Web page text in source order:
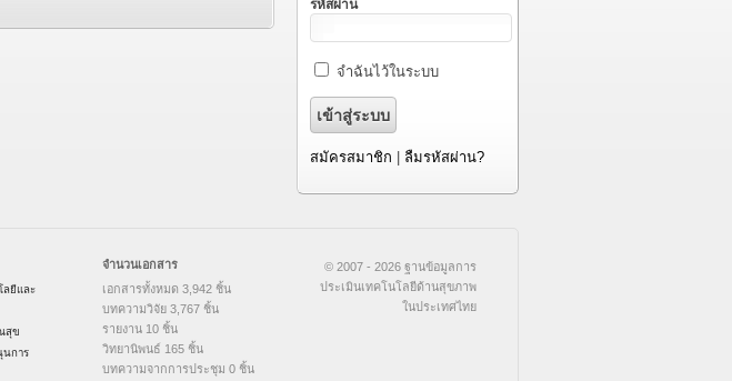
รหัสผ่าน
จำฉันไว้ในระบบ
สมัครสมาชิก ลืมรหัสผ่าน?
ลยีและ
สุข
นการ
จำนวนเอกสาร
เอกสารทั้งหมด 3,942 ชิ้น
บทความวิจัย 3,767 ชิ้น
รายงาน 10 ชิ้น
วิทยานิพนธ์ 165 ชิ้น
บทความจากการประชุม 0 ชิ้น
© 2007 - 2026 ฐานข้อมูลการ
ประเมินเทคโนโลยีด้านสุขภาพ
ในประเทศไทย